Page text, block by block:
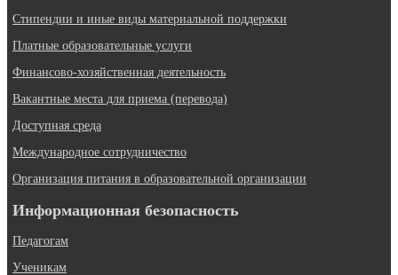
Стипендии и иные виды материальной поддержки
Платные образовательные услуги
Финансово-хозяйственная деятельность
Вакантные места для приема (перевода)
Доступная среда
Международное сотрудничество
Организация питания в образовательной организации
Информационная безопасность
Педагогам
Ученикам